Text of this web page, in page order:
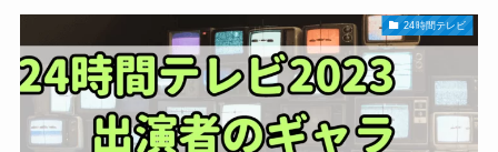
24時間テレビ